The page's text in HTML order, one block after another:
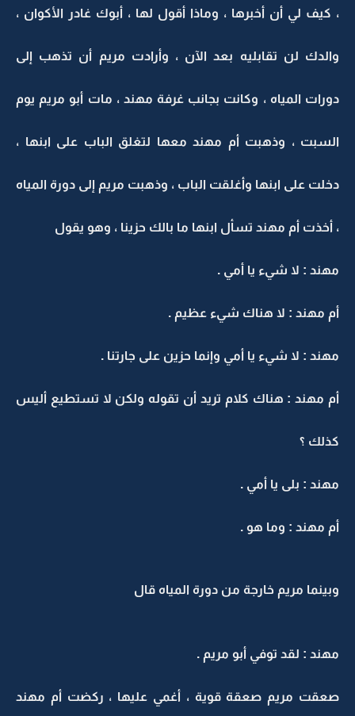
، كيف لي أن أخبرها ، وماذا أقول لها ، أبوك غادر الأكوان ،
والدك لن تقابليه بعد الآن ، وأرادت مريم أن تذهب إلى
دورات المياه ، وكانت بجانب غرفة مهند ، مات أبو مريم يوم
السبت ، وذهبت أم مهند معها لتغلق الباب على ابنها ،
دخلت على ابنها وأغلقت الباب ، وذهبت مريم إلى دورة المياه
، أخذت أم مهند تسأل ابنها ما بالك حزينا ، وهو يقول
مهند : لا شيء يا أمي .
أم مهند : لا هناك شيء عظيم .
مهند : لا شيء يا أمي وإنما حزين على جارتنا .
أم مهند : هناك كلام تريد أن تقوله ولكن لا تستطيع أليس
كذلك ؟
مهند : بلى يا أمي .
أم مهند : وما هو .
وبينما مريم خارجة من دورة المياه قال
مهند : لقد توفي أبو مريم .
صعقت مريم صعقة قوية ، أغمي عليها ، ركضت أم مهند